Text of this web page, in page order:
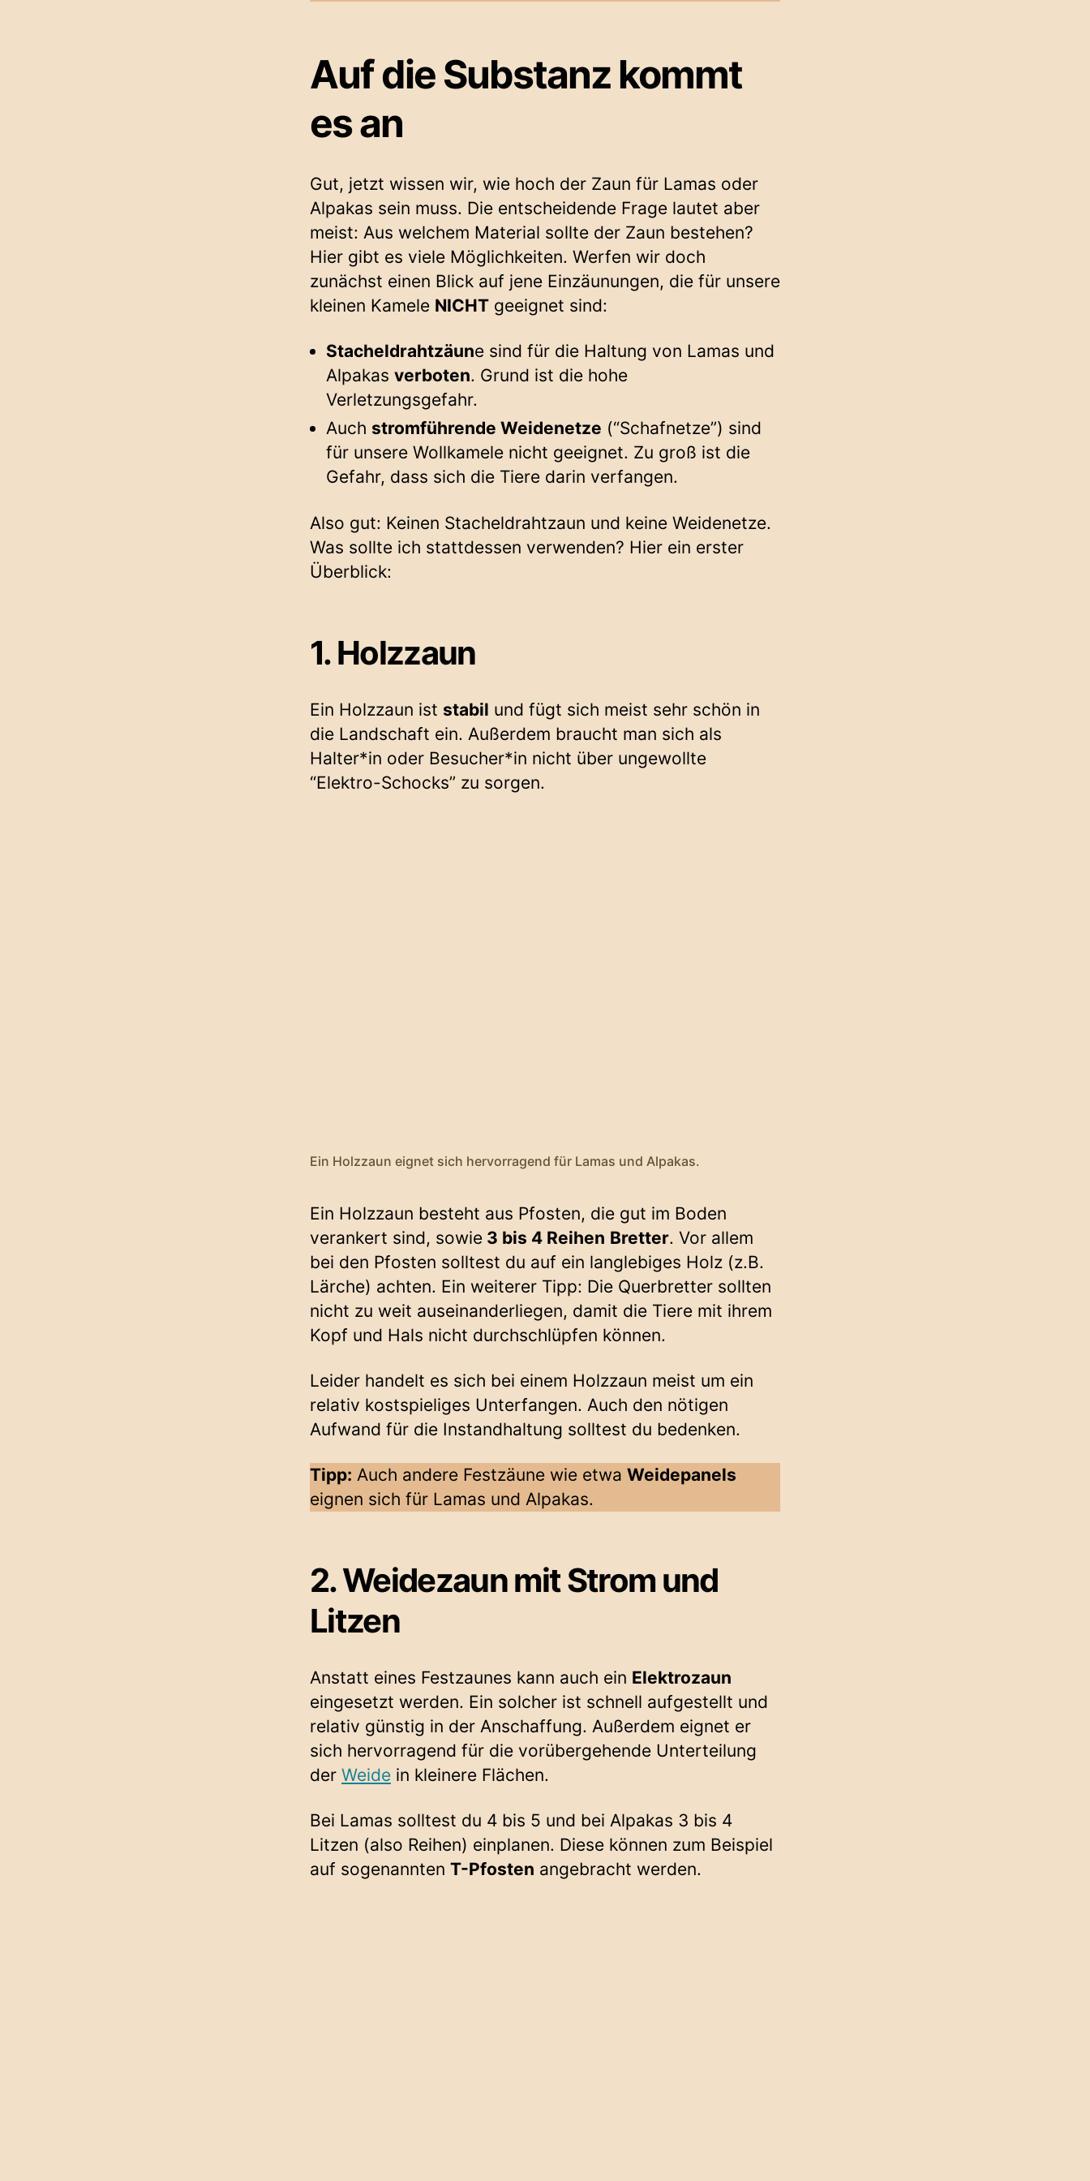
Auf die Substanz kommt
es an
Gut, jetzt wissen wir, wie hoch der Zaun für Lamas oder
Alpakas sein muss. Die entscheidende Frage lautet aber
meist: Aus welchem Material sollte der Zaun bestehen?
Hier gibt es viele Möglichkeiten. Werfen wir doch
zunächst einen Blick auf jene Einzäunungen, die für unsere
kleinen Kamele NICHT geeignet sind:
Stacheldrahtzäune sind für die Haltung von Lamas und
Alpakas verboten. Grund ist die hohe
Verletzungsgefahr.
Auch stromführende Weidenetze (“Schafnetze”) sind
für unsere Wollkamele nicht geeignet. Zu groß ist die
Gefahr, dass sich die Tiere darin verfangen.
Also gut: Keinen Stacheldrahtzaun und keine Weidenetze.
Was sollte ich stattdessen verwenden? Hier ein erster
Überblick:
1. Holzzaun
Ein Holzzaun ist stabil und fügt sich meist sehr schön in
die Landschaft ein. Außerdem braucht man sich als
Halter*in oder Besucher*in nicht über ungewollte
“Elektro-Schocks” zu sorgen.
Ein Holzzaun eignet sich hervorragend für Lamas und Alpakas.
Ein Holzzaun besteht aus Pfosten, die gut im Boden
verankert sind, sowie 3 bis 4 Reihen Bretter. Vor allem
bei den Pfosten solltest du auf ein langlebiges Holz (z.B.
Lärche) achten. Ein weiterer Tipp: Die Querbretter sollten
nicht zu weit auseinanderliegen, damit die Tiere mit ihrem
Kopf und Hals nicht durchschlüpfen können.
Leider handelt es sich bei einem Holzzaun meist um ein
relativ kostspieliges Unterfangen. Auch den nötigen
Aufwand für die Instandhaltung solltest du bedenken.
Tipp: Auch andere Festzäune wie etwa Weidepanels
eignen sich für Lamas und Alpakas.
2. Weidezaun mit Strom und
Litzen
Anstatt eines Festzaunes kann auch ein Elektrozaun
eingesetzt werden. Ein solcher ist schnell aufgestellt und
relativ günstig in der Anschaffung. Außerdem eignet er
sich hervorragend für die vorübergehende Unterteilung
der Weide in kleinere Flächen.
Bei Lamas solltest du 4 bis 5 und bei Alpakas 3 bis 4
Litzen (also Reihen) einplanen. Diese können zum Beispiel
auf sogenannten T-Pfosten angebracht werden.